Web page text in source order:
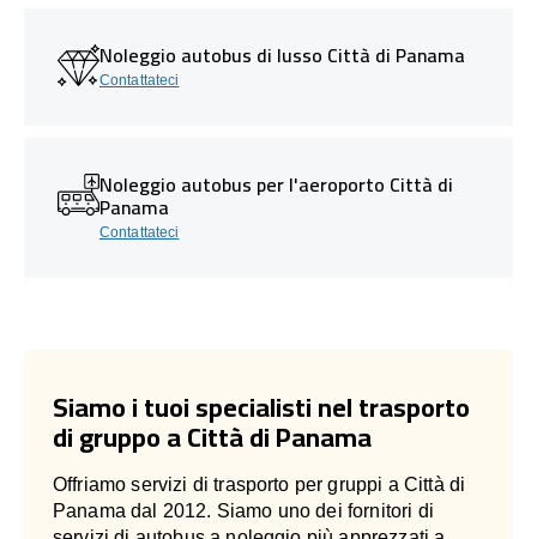
Noleggio autobus di lusso Città di Panama
Contattateci
Noleggio autobus per l'aeroporto Città di
Panama
Contattateci
Siamo i tuoi specialisti nel trasporto
di gruppo a Città di Panama
Offriamo servizi di trasporto per gruppi a Città di
Panama dal 2012. Siamo uno dei fornitori di